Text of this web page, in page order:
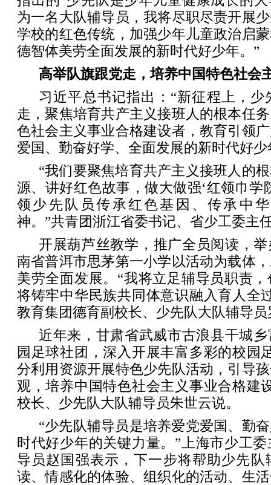
为一名大队辅导员，我将尽职尽责开展
学校的红色传统，加强少年儿童政治启
德智体美劳全面发展的新时代好少年。”
高举队旗跟党走，培养中国特色社会
习近平总书记指出：“新征程上，
走，聚焦培育共产主义接班人的根本任
色社会主义事业合格建设者，教育引领
爱国、勤奋好学、全面发展的新时代好少
“我们要聚焦培育共产主义接班人的
源、讲好红色故事，做大做强‘红领巾学
领少先队员传承红色基因、传承中
神。”共青团浙江省委书记、省少工委主
开展葫芦丝教学，推广全员阅读，
南省普洱市思茅第一小学以活动为载体
美劳全面发展。“我将立足辅导员职责
将铸牢中华民族共同体意识融入育人全
教育集团德育副校长、少先队大队辅导
近年来，甘肃省武威市古浪县干城
园足球社团，深入开展丰富多彩的校园
分利用资源开展特色少先队活动，引导
观，培养中国特色社会主义事业合格建
校长、少先队大队辅导员朱世云说。
“少先队辅导员是培养爱党爱国、勤
时代好少年的关键力量。”上海市少工
导员赵国强表示，下一步将帮助少先队
读、情感化的体验、组织化的活动、生